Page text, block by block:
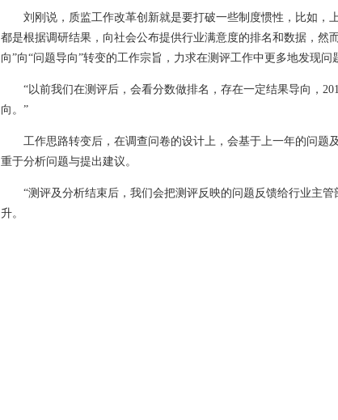
刘刚说，质监工作改革创新就是要打破一些制度惯性，比如，
都是根据调研结果，向社会公布提供行业满意度的排名和数据，然
向”向“问题导向”转变的工作宗旨，力求在测评工作中更多地发现问
“以前我们在测评后，会看分数做排名，存在一定结果导向，
向。”
工作思路转变后，在调查问卷的设计上，会基于上一年的问题
重于分析问题与提出建议。
“测评及分析结束后，我们会把测评反映的问题反馈给行业主管
升。